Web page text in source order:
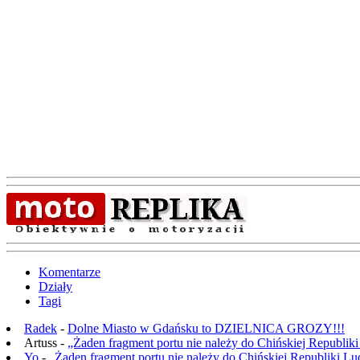
Komentarze
Działy
Tagi
Radek - Dolne Miasto w Gdańsku to DZIELNICA GROZY!!!
Artuss - „Żaden fragment portu nie należy do Chińskiej